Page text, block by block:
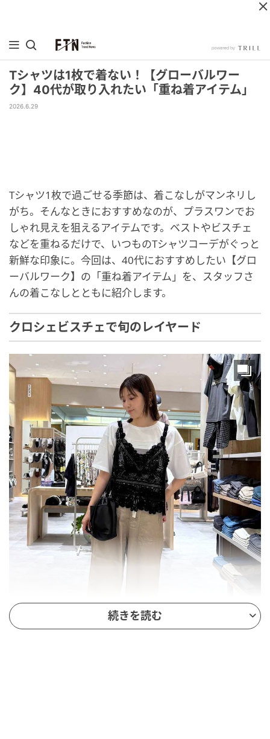
Tシャツは1枚で着ない！【グローバルワー
ク】40代が取り入れたい「重ね着アイテム」
2026.6.29
Tシャツ1枚で過ごせる季節は、着こなしがマンネリし
がち。そんなときにおすすめなのが、プラスワンでお
しゃれ見えを狙えるアイテムです。ベストやビスチェ
などを重ねるだけで、いつものTシャツコーデがぐっと
新鮮な印象に。今回は、40代におすすめしたい【グロ
ーバルワーク】の「重ね着アイテム」を、スタッフさ
んの着こなしとともに紹介します。
クロシェビスチェで旬のレイヤード
続きを読む